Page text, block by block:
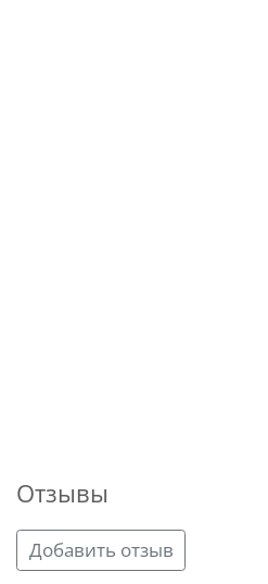
Отзывы
Добавить отзыв